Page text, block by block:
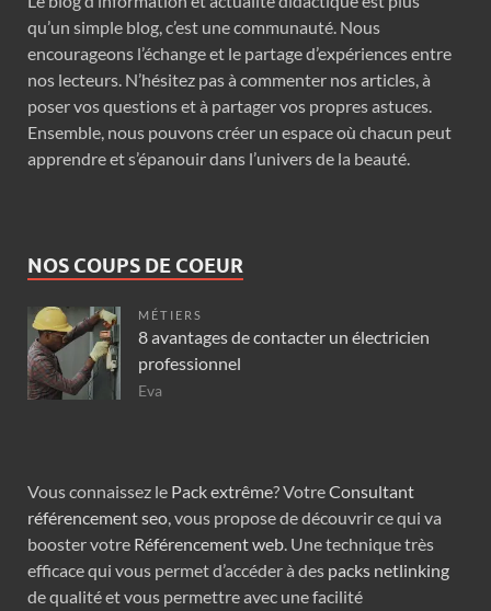
qu’un simple blog, c’est une communauté. Nous
encourageons l’échange et le partage d’expériences entre
nos lecteurs. N’hésitez pas à commenter nos articles, à
poser vos questions et à partager vos propres astuces.
Ensemble, nous pouvons créer un espace où chacun peut
apprendre et s’épanouir dans l’univers de la beauté.
NOS COUPS DE COEUR
MÉTIERS
8 avantages de contacter un électricien
professionnel
Eva
Vous connaissez le Pack extrême? VotreConsultant
référencement seo, vous propose de découvrir ce qui va
booster votre Référencement web. Une technique très
efficace qui vous permet d’accéder à des packs netlinking
de qualité et vous permettre avec une facilité